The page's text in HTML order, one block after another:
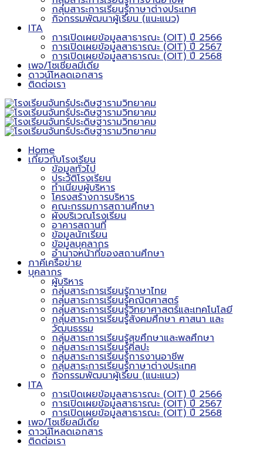
กลุ่มสาระการเรียนรู้ภาษาต่างประเทศ
กิจกรรมพัฒนาผู้เรียน (แนะแนว)
ITA
การเปิดเผยข้อมูลสาธารณะ (OIT) ปี 2566
การเปิดเผยข้อมูลสาธารณะ (OIT) ปี 2567
การเปิดเผยข้อมูลสาธารณะ (OIT) ปี 2568
เพจ/โซเชียลมีเดีย
ดาวน์โหลดเอกสาร
ติดต่อเรา
Home
เกี่ยวกับโรงเรียน
ข้อมูลทั่วไป
ประวัติโรงเรียน
ทำเนียบผู้บริหาร
โครงสร้างการบริหาร
คณะกรรมการสถานศึกษา
ผังบริเวณโรงเรียน
อาคารสถานที่
ข้อมูลนักเรียน
ข้อมูลบุคลากร
อำนาจหน้าที่ของสถานศึกษา
ภาคีเครือข่าย
บุคลากร
ผู้บริหาร
กลุ่มสาระการเรียนรู้ภาษาไทย
กลุ่มสาระการเรียนรู้คณิตศาสตร์
กลุ่มสาระการเรียนรู้วิทยาศาสตร์และเทคโนโลยี
กลุ่มสาระการเรียนรู้สังคมศึกษา ศาสนา และ
วัฒนธรรม
กลุ่มสาระการเรียนรู้สุขศึกษาและพลศึกษา
กลุ่มสาระการเรียนรู้ศิลปะ
กลุ่มสาระการเรียนรู้การงานอาชีพ
กลุ่มสาระการเรียนรู้ภาษาต่างประเทศ
กิจกรรมพัฒนาผู้เรียน (แนะแนว)
ITA
การเปิดเผยข้อมูลสาธารณะ (OIT) ปี 2566
การเปิดเผยข้อมูลสาธารณะ (OIT) ปี 2567
การเปิดเผยข้อมูลสาธารณะ (OIT) ปี 2568
เพจ/โซเชียลมีเดีย
ดาวน์โหลดเอกสาร
ติดต่อเรา